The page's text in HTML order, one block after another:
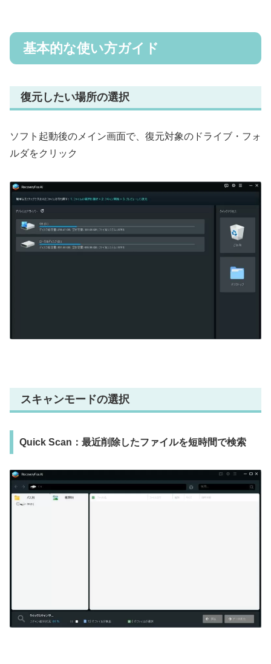
基本的な使い方ガイド
復元したい場所の選択
ソフト起動後のメイン画面で、復元対象のドライブ・フォ
ルダをクリック
スキャンモードの選択
Quick Scan：最近削除したファイルを短時間で検索